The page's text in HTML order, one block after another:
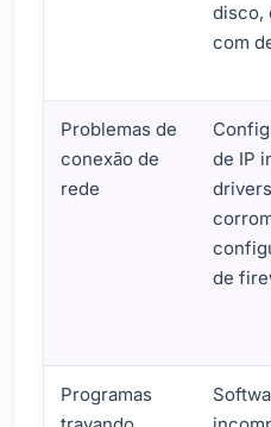
disco,
com
Problemas de
conexão de
rede
de IP
de
Programas